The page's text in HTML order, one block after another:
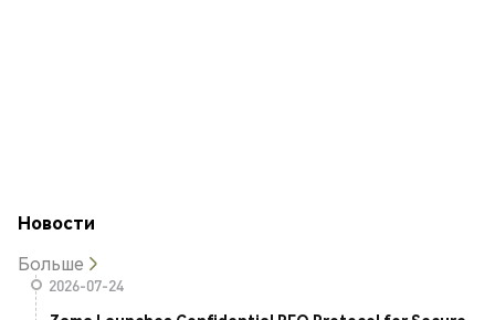
Новости
Больше
2026-07-24